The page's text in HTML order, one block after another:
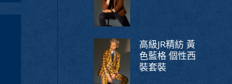
高級JR精紡 黃
色藍格 個性西
裝套裝